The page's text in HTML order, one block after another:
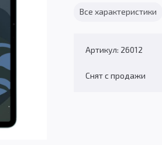
Все характеристики
Артикул: 26012
Снят с продажи